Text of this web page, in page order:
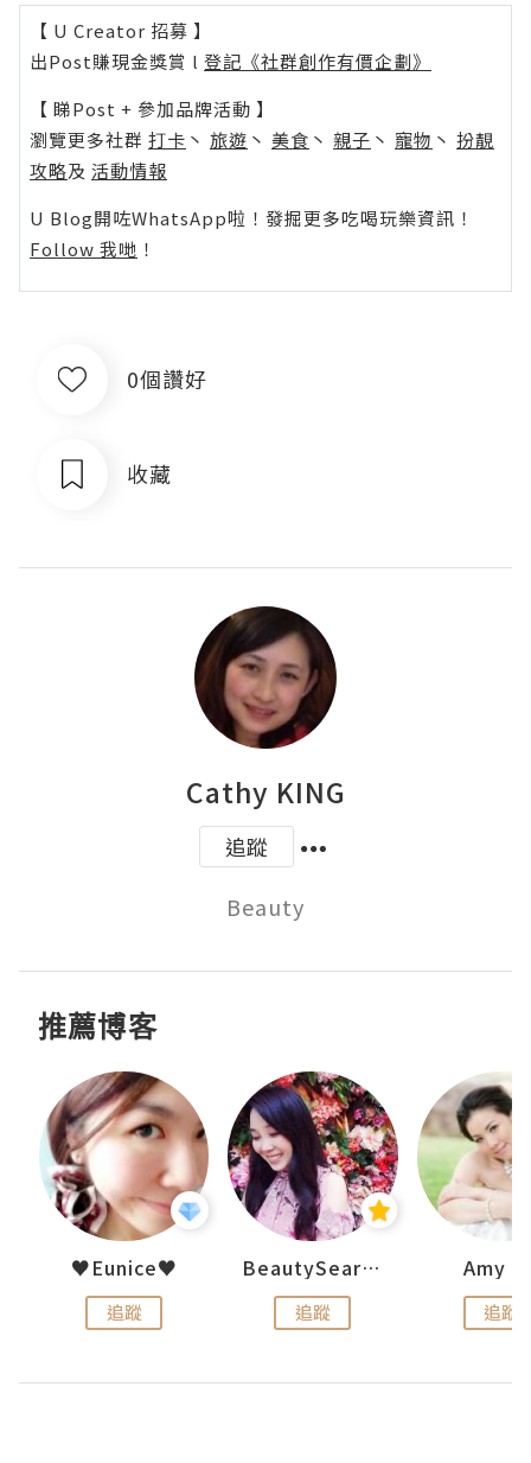
【 U Creator 招募 】
出Post賺現金獎賞 l 登記《社群創作有價企劃》
【 睇Post + 參加品牌活動 】
瀏覽更多社群 打卡 丶 旅遊 丶 美食 丶 親子 丶 寵物 丶 扮靚
攻略及 活動情報
U Blog開咗WhatsApp啦！發掘更多吃喝玩樂資訊！
Follow 我哋 ！
0個讚好
收藏
Cathy KING
追蹤
Beauty
推薦博客
♥Eunice♥
追蹤
BeautySearch
追蹤
Amy
追蹤